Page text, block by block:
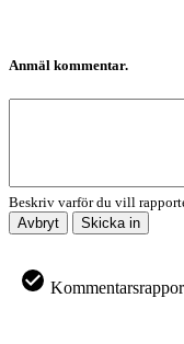
Anmäl kommentar.
Beskriv varför du vill
Avbryt
Skicka in